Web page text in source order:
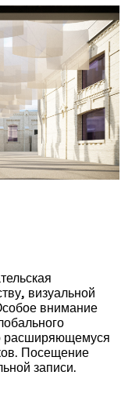
визуальной
внимание
расширяющемуся
Посещение
записи.